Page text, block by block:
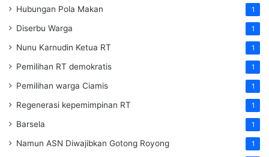
Hubungan Pola Makan 1
Diserbu Warga 1
Nunu Karnudin Ketua RT 1
Pemilihan RT demokratis 1
Pemilihan warga Ciamis 1
Regenerasi kepemimpinan RT 1
Barsela 1
Namun ASN Diwajibkan Gotong Royong 1